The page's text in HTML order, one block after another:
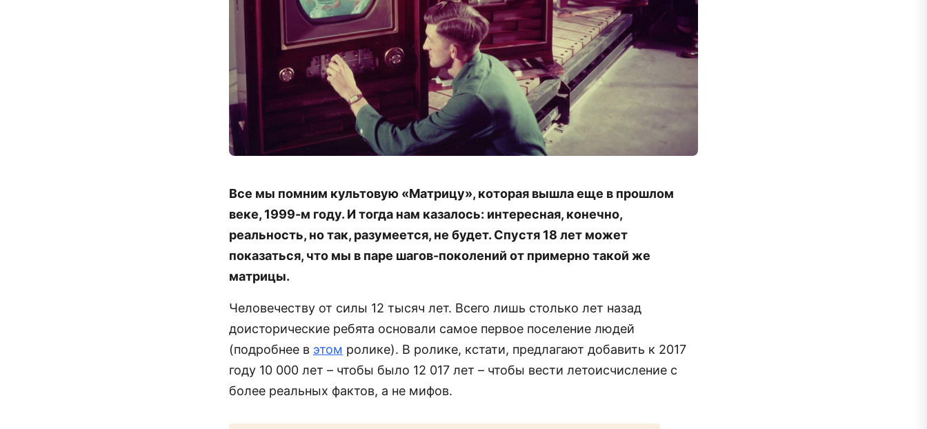
Все мы помним культовую «Матрицу», которая вышла еще в прошлом
веке, 1999-м году. И тогда нам казалось: интересная, конечно,
реальность, но так, разумеется, не будет. Спустя 18 лет может
показаться, что мы в паре шагов-поколений от примерно такой же
матрицы.
Человечеству от силы 12 тысяч лет. Всего лишь столько лет назад
доисторические ребята основали самое первое поселение людей
(подробнее в этом ролике). В ролике, кстати, предлагают добавить к 2017
году 10 000 лет – чтобы было 12 017 лет – чтобы вести летоисчисление с
более реальных фактов, а не мифов.